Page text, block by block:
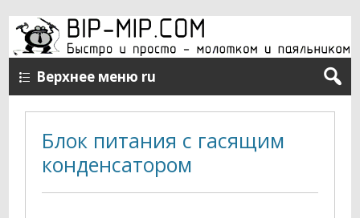
Верхнее меню ru
Блок питания с гасящим
конденсатором